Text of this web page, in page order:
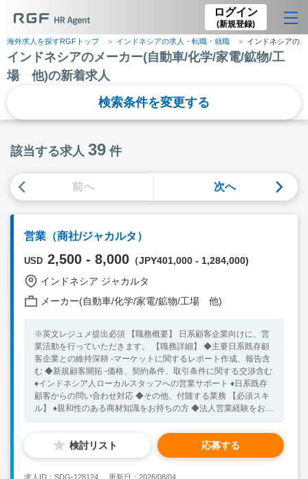
ログイン
(新規登録)
海外求人を探すRGFトップ インドネシアの求人・転職・就職 インドネシアの
インドネシアのメーカー(自動車/化学/家電/鉱物/工
場 他)の新着求人
検索条件を変更する
該当する求人 39 件
前へ 次へ
営業（商社/ジャカルタ）
USD 2,500 - 8,000 （JPY401,000 - 1,284,000)
インドネシア ジャカルタ
メーカー(自動車/化学/家電/鉱物/工場 他)
※英文レジュメ提出必須 【職務概要】 日系顧客企業向けに、営
業活動を行っていただきます。 【職務詳細】 ◆主要日系既存顧
客企業との維持深耕 ‐マーケットに関するレポート作成、報告含
む ◆新規顧客開拓 ‐価格、契約条件、取引条件に関する交渉含む
♦インドネシア人ローカルスタッフへの営業サポート ♦日系既存
顧客からの問い合わせ対応 ◆その他、付随する業務 【必須スキ
ル】 ♦親和性のある商材知識をお持ちの方 ◆法人営業経験をお持
主体的に考え行動が出来る方 【歓迎スキル】 ◆業務上コミュニ
ケーションが可能なインドネシア語力をお持ちの方
検討リスト 応募する
求人ID：SDG-128124 更新日：2026/08/04